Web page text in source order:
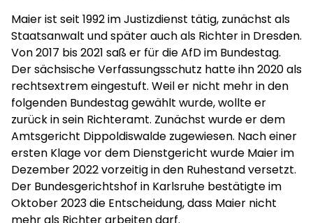
Maier ist seit 1992 im Justizdienst tätig, zunächst als
Staatsanwalt und später auch als Richter in Dresden.
Von 2017 bis 2021 saß er für die AfD im Bundestag.
Der sächsische Verfassungsschutz hatte ihn 2020 als
rechtsextrem eingestuft. Weil er nicht mehr in den
folgenden Bundestag gewählt wurde, wollte er
zurück in sein Richteramt. Zunächst wurde er dem
Amtsgericht Dippoldiswalde zugewiesen. Nach einer
ersten Klage vor dem Dienstgericht wurde Maier im
Dezember 2022 vorzeitig in den Ruhestand versetzt.
Der Bundesgerichtshof in Karlsruhe bestätigte im
Oktober 2023 die Entscheidung, dass Maier nicht